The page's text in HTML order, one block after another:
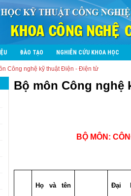
ĐÀO TẠO NGHIÊN CỨU KHOA HỌC
Công nghệ kỹ thuật Điện - Điện tử
Bộ môn Công
BỘ MÔN:
Họ và tên
Đại